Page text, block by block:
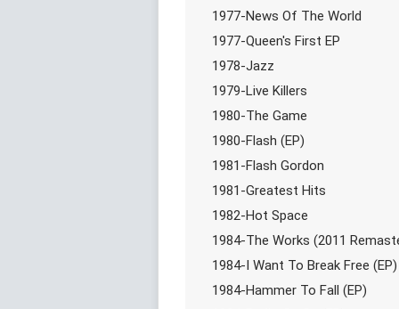
1977-News Of The World
1977-Queen's First EP
1978-Jazz
1979-Live Killers
1980-The Game
1980-Flash (EP)
1981-Flash Gordon
1981-Greatest Hits
1982-Hot Space
1984-The Works (2011
1984-I Want To Break Free (EP)
1984-Hammer To Fall (EP)